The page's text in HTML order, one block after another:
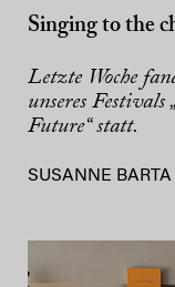
Singing to the
Letzte Woche
unseres Festivals
Future“ statt.
SUSANNE BARTA